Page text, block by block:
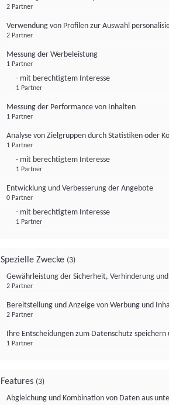
2 Partner
Verwendung von Profilen zur Auswahl
2 Partner
Messung der Werbeleistung
1 Partner
- mit berechtigtem Interesse
1 Partner
Messung der Performance von Inhalten
1 Partner
Analyse von Zielgruppen durch Statistiken oder
1 Partner
- mit berechtigtem Interesse
1 Partner
Entwicklung und Verbesserung der Angebote
0 Partner
- mit berechtigtem Interesse
1 Partner
Spezielle Zwecke (3)
Gewährleistung der Sicherheit, Verhinderung
2 Partner
Bereitstellung und Anzeige von Werbung und
2 Partner
Ihre Entscheidungen zum Datenschutz
1 Partner
Features (3)
Abgleichung und Kombination von Daten aus